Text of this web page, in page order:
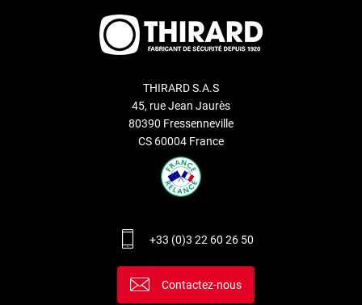
THIRARD S.A.S
45, rue Jean Jaurès
80390 Fressenneville
CS 60004 France
+33 (0)3 22 60 26 50
Contactez-nous